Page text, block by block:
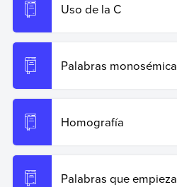
Uso de la C
Palabras
Homografía
Palabras que